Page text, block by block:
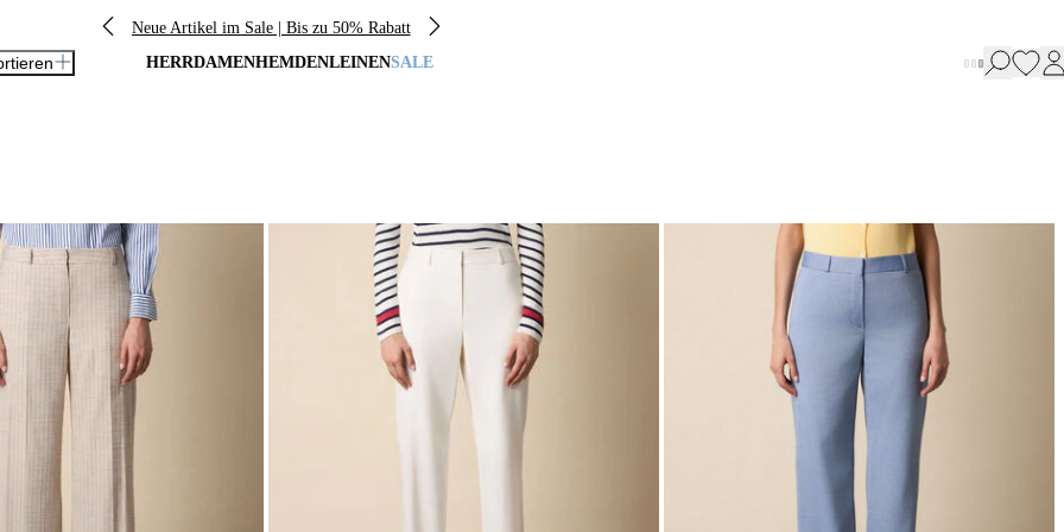
Neue Artikel im Sale | Bis zu 50% Rabatt
HERRDAMENHEMDENLEINENSALE